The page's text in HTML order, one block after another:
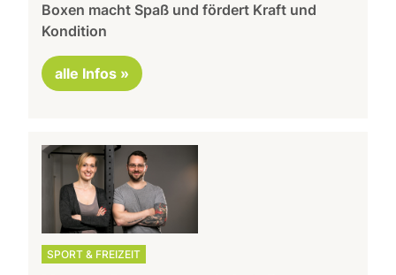
Boxen macht Spaß und fördert Kraft und
Kondition
alle Infos »
SPORT & FREIZEIT